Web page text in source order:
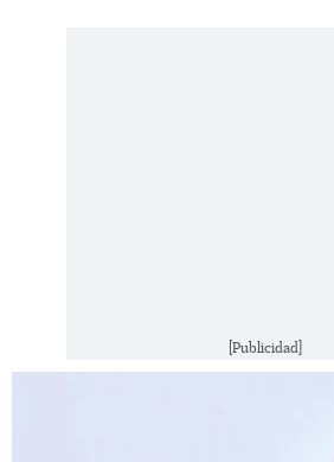
[Publicidad]